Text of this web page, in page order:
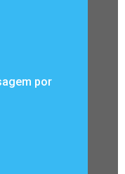
por